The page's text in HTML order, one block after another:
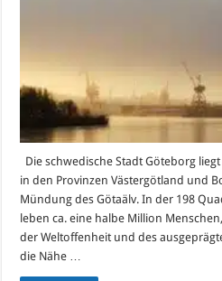
Die schwedische Stadt Göteborg
in den Provinzen Västergötland und
Mündung des Götaälv. In der 198
leben ca. eine halbe Million
der Weltoffenheit und des
die Nähe …